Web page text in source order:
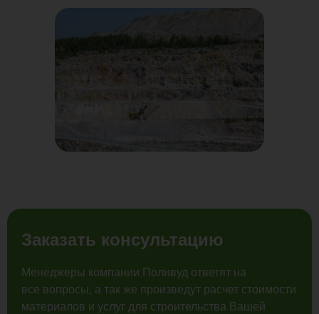
Заказать консультацию
Менеджеры компании Поливуд ответят на
все вопросы, а так же произведут расчет стоимости
материалов и услуг для строительства Вашей